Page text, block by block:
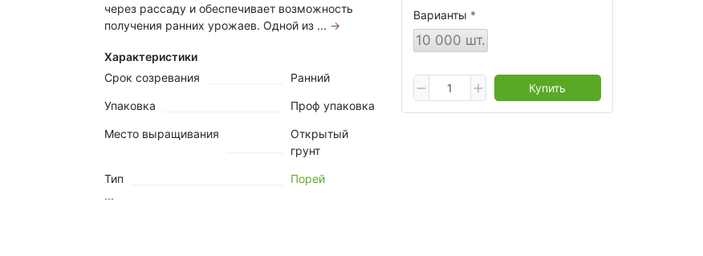
Варианты
10 000 шт.
Купить
через рассаду и обеспечивает возможность
получения ранних урожаев. Одной из ... →
Характеристики
Срок созревания
Ранний
Упаковка Проф упаковка
Место выращивания
Открытый
грунт
Тип
Порей
...